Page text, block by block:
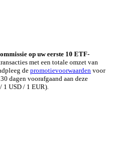
op uw eerste 10 ETF-
met een totale omzet van
de promotievoorwaarden voor
dagen voorafgaand aan deze
1 USD / 1 EUR).